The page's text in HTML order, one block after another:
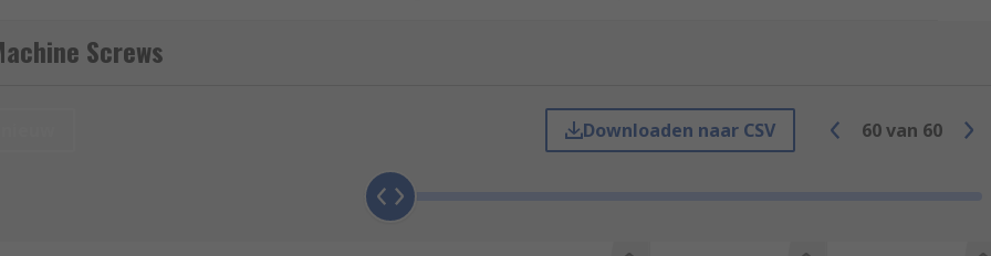
fixings for all your metalworking and panel building needs.
to suit various applications and environments. Materials include:
Screws
Downloaden naar CSV 60van 60